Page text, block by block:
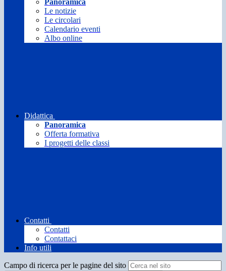
Panoramica
Le notizie
Le circolari
Calendario eventi
Albo online
Didattica
Panoramica
Offerta formativa
I progetti delle classi
Contatti
Contatti
Contattaci
Info utili
Campo di ricerca per le pagine del sito